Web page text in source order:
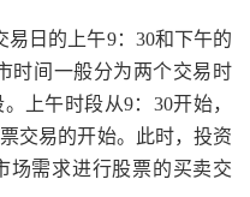
日的上午9：30和下午的
时间一般分为两个交易时
上午时段从9：30开始，
交易的开始。此时，投资
场需求进行股票的买卖交